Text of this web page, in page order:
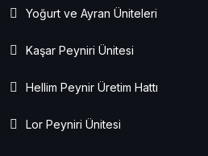
Yoğurt ve Ayran Üniteleri
Kaşar Peyniri Ünitesi
Hellim Peynir Üretim Hattı
Lor Peyniri Ünitesi